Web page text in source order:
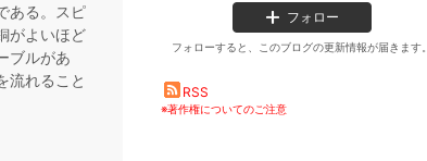
ある。スピ
がよいほど
ブルがあ
流れること
フォロー
フォローすると、このブログの更新情報が届きます。
RSS
※著作権についてのご注意